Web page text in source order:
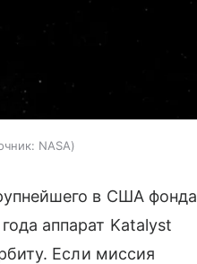
NASA
в США фонда
аппарат Katalyst
Если миссия